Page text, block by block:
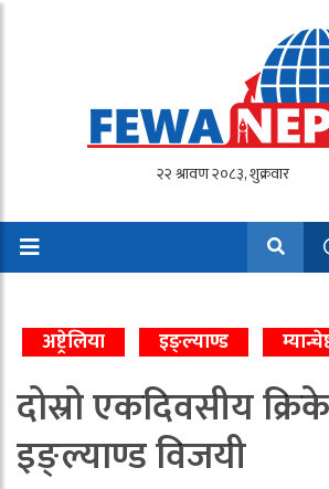
अष्ट्रेलिया इङ्ल्याण्ड
दोस्रो एकदिवसीय
इङ्ल्याण्ड विजयी